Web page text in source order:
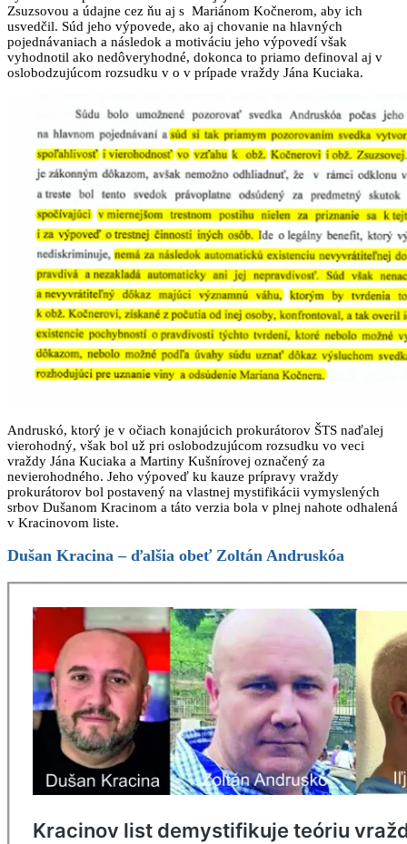
Zsuzsovou a údajne cez ňu aj s Mariánom Kočnerom, aby ich
usvedčil. Súd jeho výpovede, ako aj chovanie na hlavných
pojednávaniach a následok a motiváciu jeho výpovedí však
vyhodnotil ako nedôveryhodné, dokonca to priamo definoval aj v
oslobodzujúcom rozsudku v o v prípade vraždy Jána Kuciaka.
Andruskó, ktorý je v očiach konajúcich prokurátorov ŠTS naďalej
vierohodný, však bol už pri oslobodzujúcom rozsudku vo veci
vraždy Jána Kuciaka a Martiny Kušnírovej označený za
nevierohodného. Jeho výpoveď ku kauze prípravy vraždy
prokurátorov bol postavený na vlastnej mystifikácii vymyslených
srbov Dušanom Kracinom a táto verzia bola v plnej nahote odhalená
v Kracinovom liste.
Dušan Kracina – ďalšia obeť Zoltán Andruskóa